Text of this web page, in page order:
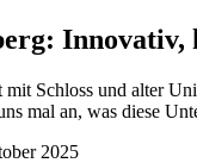
Schloss und alter
mal an, was diese
2025